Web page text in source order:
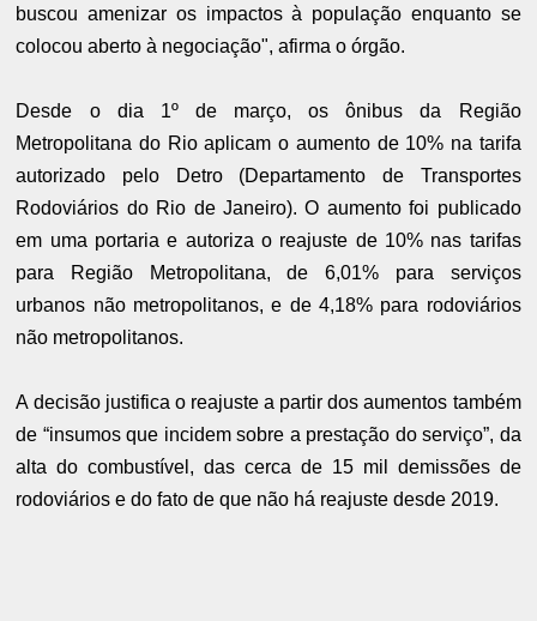
buscou amenizar os impactos à população enquanto se
colocou aberto à negociação", afirma o órgão.
Desde o dia 1º de março, os ônibus da Região
Metropolitana do Rio aplicam o aumento de 10% na tarifa
autorizado pelo Detro (Departamento de Transportes
Rodoviários do Rio de Janeiro). O aumento foi publicado
em uma portaria e autoriza o reajuste de 10% nas tarifas
para Região Metropolitana, de 6,01% para serviços
urbanos não metropolitanos, e de 4,18% para rodoviários
não metropolitanos.
A decisão justifica o reajuste a partir dos aumentos também
de “insumos que incidem sobre a prestação do serviço”, da
alta do combustível, das cerca de 15 mil demissões de
rodoviários e do fato de que não há reajuste desde 2019.